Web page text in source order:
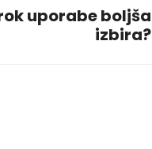
uporabe boljša
izbira?